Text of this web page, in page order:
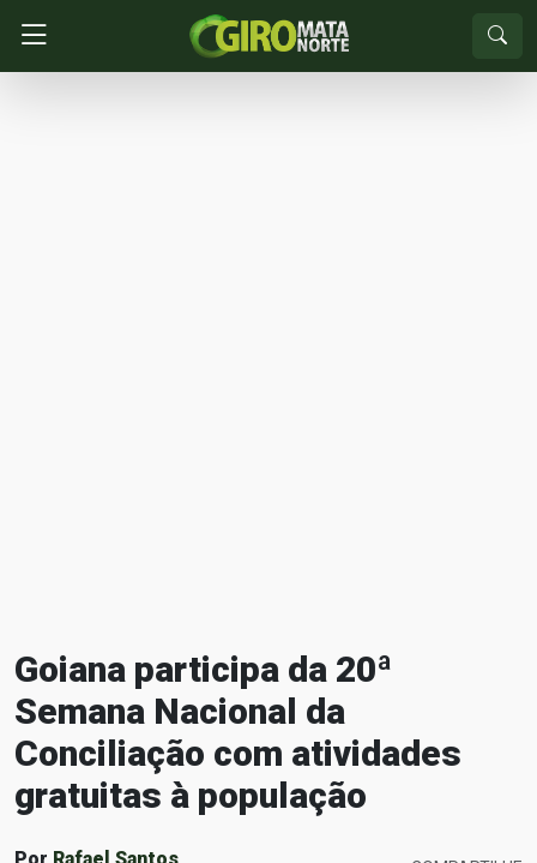
Goiana participa da 20ª
Semana Nacional da
Conciliação com atividades
gratuitas à população